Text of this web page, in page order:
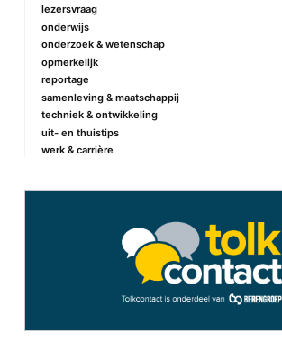
Naam*
E-mail*
lezersvraag
onderwijs
onderzoek & wetenschap
opmerkelijk
reportage
samenleving & maatschappij
techniek & ontwikkeling
uit- en thuistips
werk & carrière